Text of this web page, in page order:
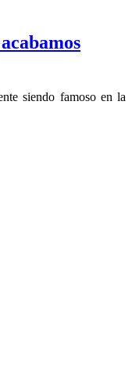
siendo famoso en la